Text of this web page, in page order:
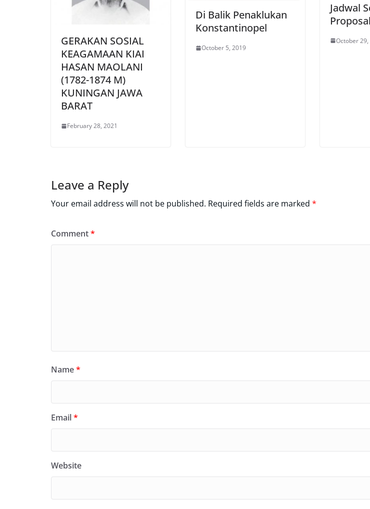
GERAKAN SOSIAL
KEAGAMAAN KIAI
HASAN MAOLANI
(1782-1874 M)
KUNINGAN JAWA
BARAT
February 28, 2021
Di Balik Penaklukan
Konstantinopel
October 5, 2019
Jadwal
October 29,
Leave a Reply
Your email address will not be published. Required fields are marked *
Comment*
Name*
Email*
Website